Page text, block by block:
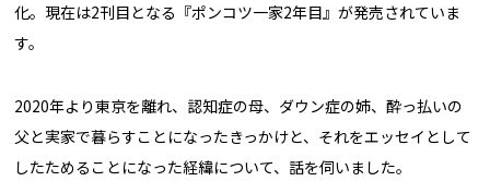
化。現在は2刊目となる『ポンコツ一家2年目』が発売されていま
す。
2020年より東京を離れ、認知症の母、ダウン症の姉、酔っ払いの
父と実家で暮らすことになったきっかけと、それをエッセイとして
したためることになった経緯について、話を伺いました。